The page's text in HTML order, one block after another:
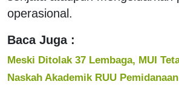
operasional.
Baca Juga :
Meski Ditolak 37 Lembaga, MUI
Naskah Akademik RUU